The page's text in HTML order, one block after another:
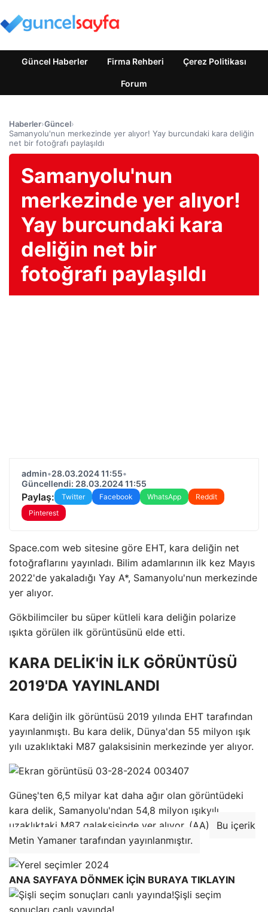
Güncel Haberler Firma Rehberi Çerez Politikası
Forum
Haberler›Güncel›
Samanyolu'nun merkezinde yer alıyor! Yay burcundaki kara deliğin
net bir fotoğrafı paylaşıldı
Samanyolu'nun
merkezinde yer alıyor!
Yay burcundaki kara
deliğin net bir
fotoğrafı paylaşıldı
admin•28.03.2024 11:55•
Güncellendi: 28.03.2024 11:55
Paylaş: Twitter Facebook WhatsApp
Reddit
Pinterest
Space.com web sitesine göre EHT, kara deliğin net
fotoğraflarını yayınladı. Bilim adamlarının ilk kez Mayıs
2022'de yakaladığı Yay A*, Samanyolu'nun merkezinde
yer alıyor.
Gökbilimciler bu süper kütleli kara deliğin polarize
ışıkta görülen ilk görüntüsünü elde etti.
KARA DELİK'İN İLK GÖRÜNTÜSÜ
2019'DA YAYINLANDI
Kara deliğin ilk görüntüsü 2019 yılında EHT tarafından
yayınlanmıştı. Bu kara delik, Dünya'dan 55 milyon ışık
yılı uzaklıktaki M87 galaksisinin merkezinde yer alıyor.
Güneş'ten 6,5 milyar kat daha ağır olan görüntüdeki
kara delik, Samanyolu'ndan 54,8 milyon ışıkyılı
uzaklıktaki M87 galaksisinde yer alıyor. (AA)
Bu içerik
Metin Yamaner tarafından yayınlanmıştır.
ANA SAYFAYA DÖNMEK İÇİN BURAYA TIKLAYIN
Şişli seçim
sonuçları canlı yayında!